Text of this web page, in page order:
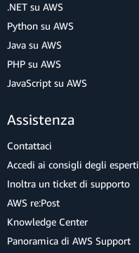
.NET su AWS
Python su AWS
Java su AWS
PHP su AWS
JavaScript su AWS
Assistenza
Contattaci
Accedi ai consigli degli esperti
Inoltra un ticket di supporto
AWS re:Post
Knowledge Center
Panoramica di AWS Support